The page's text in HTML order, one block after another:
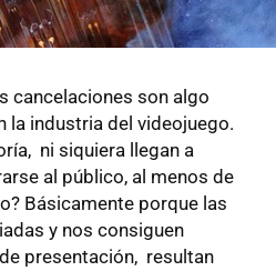
cancelaciones son algo
la industria del videojuego.
ni siquiera llegan a
al público, al menos de
Básicamente porque las
y nos consiguen
presentación, resultan